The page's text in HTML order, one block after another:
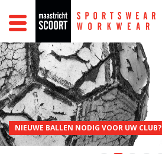
SPORT
WORK
SCHOOL
PROMO
BEDRUKKINGEN
SPONSORING
CONTACT
NIEUWE BALLEN NODIG VOOR UW CLUB?